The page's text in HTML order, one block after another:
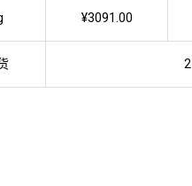
¥3091.00